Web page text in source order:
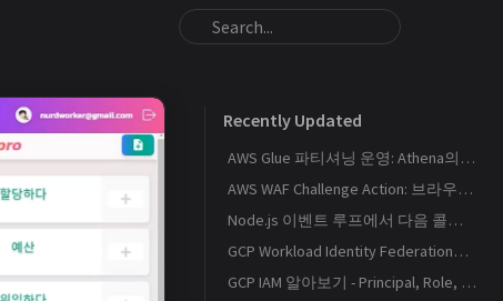
Recently Updated
AWS Glue 파티셔닝 운영: Athena의 S3 스캔량을 줄이는 Catalog와 Projection 설계
AWS WAF Challenge Action: 브라우저 토큰과 SPA 요청 경계를 이해하기
Node.js 이벤트 루프에서 다음 콜백이 실행되는 순서
GCP Workload Identity Federation으로 외부 워크로드에 키 없이 권한 부여하기
GCP IAM 알아보기 - Principal, Role, Policy, Service Account